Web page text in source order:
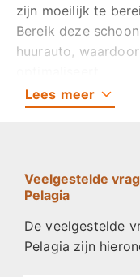
zijn moeilijk te
Bereik deze
huurauto,
Het huren van een
oude
om uw verblijf te
een geweldige
verkennen.
Lees meer
Veelgestelde
Pelagia
De veelgestelde
Pelagia zijn